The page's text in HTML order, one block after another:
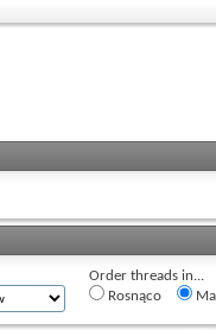
Order threads in...
Rosnąco